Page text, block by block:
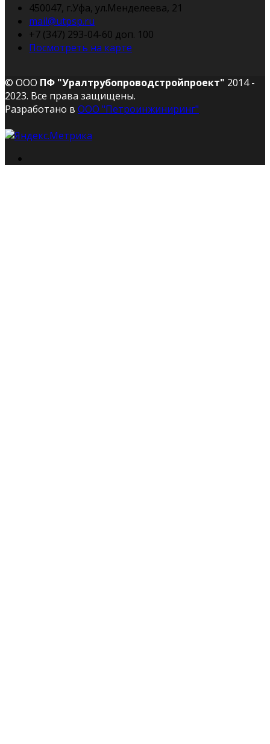
450047, г.Уфа, ул.Менделеева, 21
mail@utpsp.ru
+7 (347) 293-04-60 доп. 100
Посмотреть на карте
© ООО ПФ "Уралтрубопроводстройпроект" 2014 -
2023. Все права защищены.
Разработано в ООО "Петроинжиниринг"